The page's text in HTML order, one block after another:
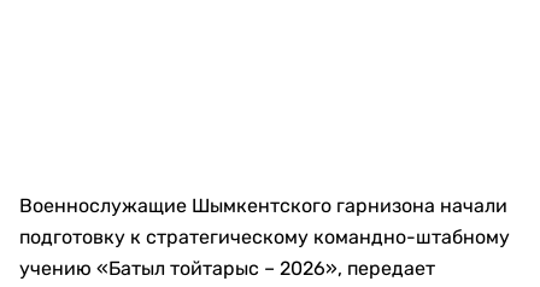
Военнослужащие Шымкентского гарнизона начали
подготовку к стратегическому командно-штабному
учению «Батыл тойтарыс – 2026», передает